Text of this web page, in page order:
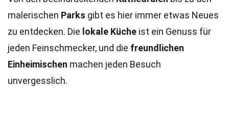
malerischen Parks gibt es hier immer etwas Neues
zu entdecken. Die lokale Küche ist ein Genuss für
jeden Feinschmecker, und die freundlichen
Einheimischen machen jeden Besuch
unvergesslich.